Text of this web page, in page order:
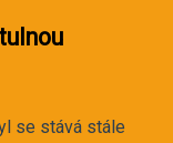
se stává stále